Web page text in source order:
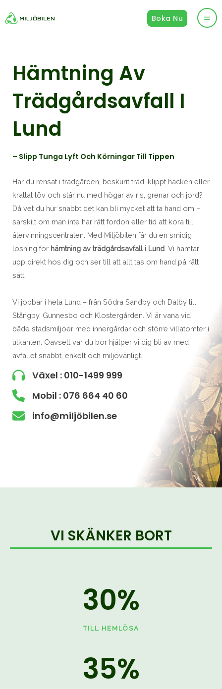
till
Boka Nu
Hämtning Av
Trädgårdsavfall I
Lund
– Slipp Tunga Lyft Och Körningar Till Tippen
Har du rensat i trädgården, beskurit träd, klippt häcken eller
krattat löv och står nu med högar av ris, grenar och jord?
Då vet du hur snabbt det kan bli mycket att ta hand om –
särskilt om man inte har rätt fordon eller tid att köra till
återvinningscentralen. Med Miljöbilen får du en smidig
lösning för hämtning av trädgårdsavfall i Lund . Vi hämtar
upp direkt hos dig och ser till att allt tas om hand på rätt
sätt.
Vi jobbar i hela Lund – från Södra Sandby och Dalby till
Stångby, Gunnesbo och Klostergården. Vi är vana vid
både stadsmiljöer med innergårdar och större villatomter i
utkanten. Oavsett var du bor hjälper vi dig bli av med
avfallet snabbt, enkelt och miljövänligt.
Växel : 010-1499 999
Mobil : 076 664 40 60
info@miljöbilen.se
VI SKÄNKER BORT
30%
TILL HEMLÖSA
35%